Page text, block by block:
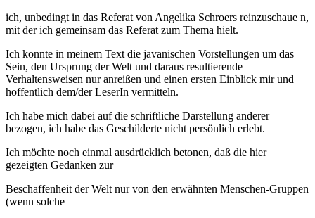
ich, unbedingt in das Referat von Angelika Schroers reinzuschaue n,
mit der ich gemeinsam das Referat zum Thema hielt.
Ich konnte in meinem Text die javanischen Vorstellungen um das
Sein, den Ursprung der Welt und daraus resultierende
Verhaltensweisen nur anreißen und einen ersten Einblick mir und
hoffentlich dem/der LeserIn vermitteln.
Ich habe mich dabei auf die schriftliche Darstellung anderer
bezogen, ich habe das Geschilderte nicht persönlich erlebt.
Ich möchte noch einmal ausdrücklich betonen, daß die hier
gezeigten Gedanken zur
Beschaffenheit der Welt nur von den erwähnten Menschen-Gruppen
(wenn solche